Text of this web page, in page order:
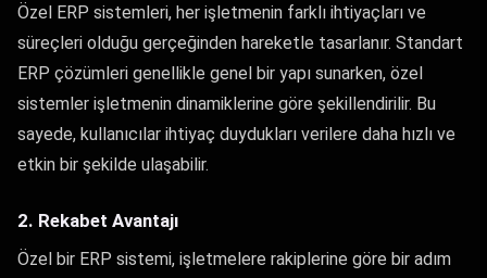
Özel ERP sistemleri, her işletmenin farklı ihtiyaçları ve
süreçleri olduğu gerçeğinden hareketle tasarlanır. Standart
ERP çözümleri genellikle genel bir yapı sunarken, özel
sistemler işletmenin dinamiklerine göre şekillendirilir. Bu
sayede, kullanıcılar ihtiyaç duydukları verilere daha hızlı ve
etkin bir şekilde ulaşabilir.
2. Rekabet Avantajı
Özel bir ERP sistemi, işletmelere rakiplerine göre bir adım